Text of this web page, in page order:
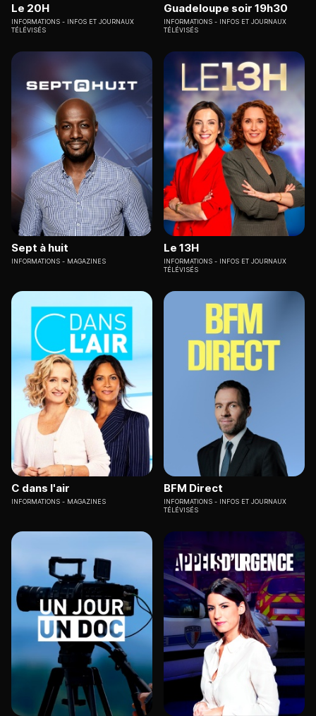
Le 20H
INFORMATIONS
INFOS ET JOURNAUX
TÉLÉVISÉS
Guadeloupe soir 19h30
INFORMATIONS
INFOS ET JOURNAUX
TÉLÉVISÉS
Sept à huit
INFORMATIONS MAGAZINES
Le 13H
INFORMATIONS
INFOS ET JOURNAUX
TÉLÉVISÉS
C dans l'air
INFORMATIONS MAGAZINES
BFM Direct
INFORMATIONS
INFOS ET JOURNAUX
TÉLÉVISÉS